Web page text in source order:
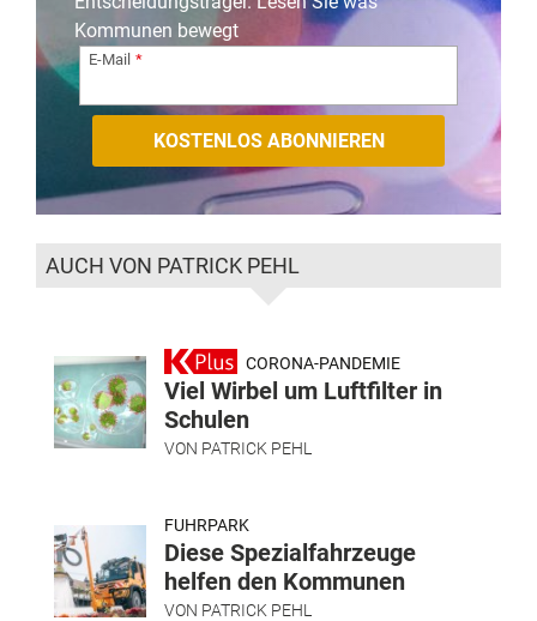
Kommunen bewegt
E-Mail
AUCH VON PATRICK PEHL
CORONA-PANDEMIE
Viel Wirbel um Luftfilter in
Schulen
VON PATRICK PEHL
FUHRPARK
Diese Spezialfahrzeuge
helfen den Kommunen
VON PATRICK PEHL